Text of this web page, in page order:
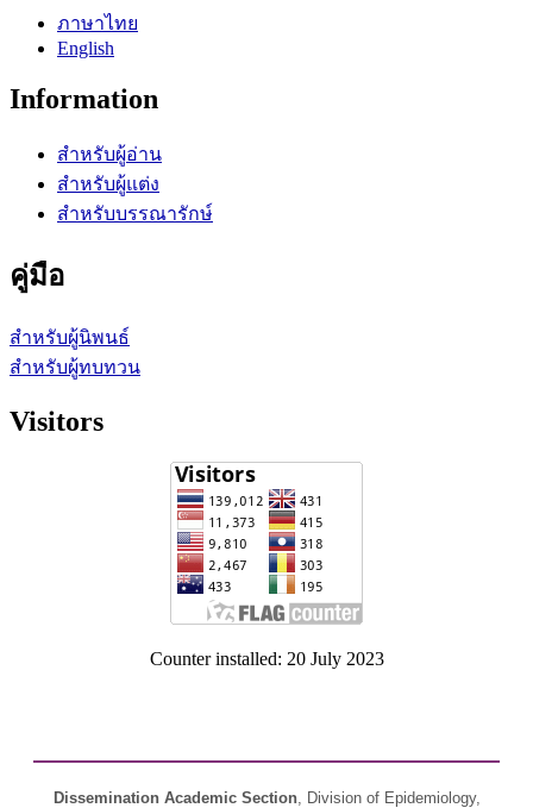
ภาษาไทย
English
Information
สำหรับผู้อ่าน
สำหรับผู้แต่ง
สำหรับบรรณารักษ์
คู่มือ
สำหรับผู้นิพนธ์
สำหรับผู้ทบทวน
Visitors
Counter installed: 20 July 2023
Dissemination Academic Section, Division of Epidemiology,